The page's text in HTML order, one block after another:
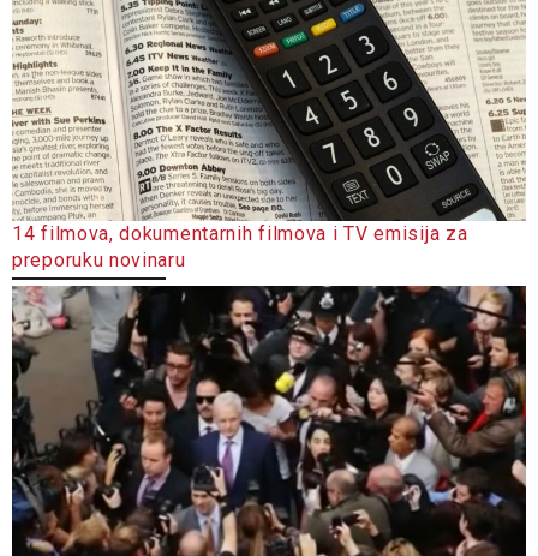
14 filmova, dokumentarnih filmova i TV emisija za
preporuku novinaru